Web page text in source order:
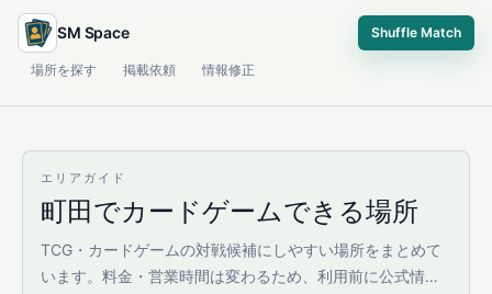
SM Space Shuffle Match
場所を探す 掲載依頼 情報修正
エリアガイド
町田でカードゲームできる場所
TCG・カードゲームの対戦候補にしやすい場所をまとめて
います。料金・営業時間は変わるため、利用前に公式情報